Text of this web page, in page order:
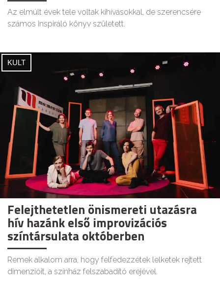
Az elmúlt évek tele voltak kihívásokkal, de szerencsére
számos inspiráló könyv született.
KULT
Felejthetetlen önismereti utazásra
hív hazánk első improvizációs
színtársulata októberben
Remek alkalom arra, hogy felfedezzétek lelketek rejtett
dimenzióit, a színház felszabadító erejével.